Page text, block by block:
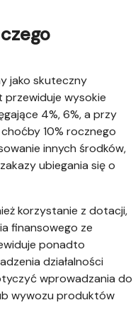
jako skuteczny
przewiduje wysokie
4%, 6%, a przy
10% rocznego
innych środków,
ubiegania się o
korzystanie z dotacji,
finansowego ze
ponadto
działalności
wprowadzania do
wywozu produktów